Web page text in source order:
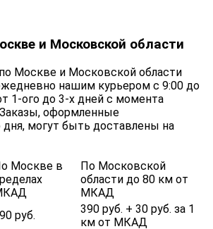
и Московской области
Москве и Московской области
нашим курьером с 9:00 до
1-ого до 3-х дней с момента
Заказы, оформленные
дня, могут быть доставлены на
Москве в
По Московской
области до 80 км от
МКАД
руб.
390 руб. + 30 руб. за 1
км от МКАД